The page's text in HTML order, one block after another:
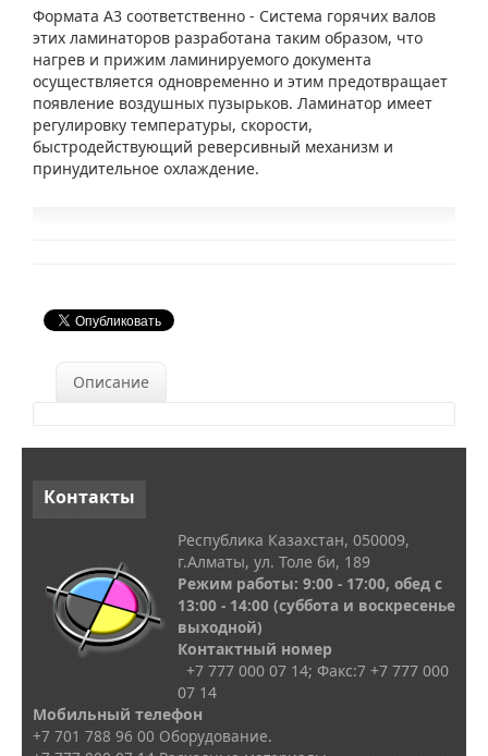
Формата А3 соответственно - Система горячих валов
этих ламинаторов разработана таким образом, что
нагрев и прижим ламинируемого документа
осуществляется одновременно и этим предотвращает
появление воздушных пузырьков. Ламинатор имеет
регулировку температуры, скорости,
быстродействующий реверсивный механизм и
принудительное охлаждение.
Описание
Контакты
Республика Казахстан, 050009,
г.Алматы, ул. Толе би, 189
Режим работы: 9:00 - 17:00, обед с
13:00 - 14:00 (суббота и воскресенье
выходной)
Контактный номер
+7 777 000 07 14; Факс:7 +7 777 000
07 14
Мобильный телефон
+7 701 788 96 00 Оборудование.